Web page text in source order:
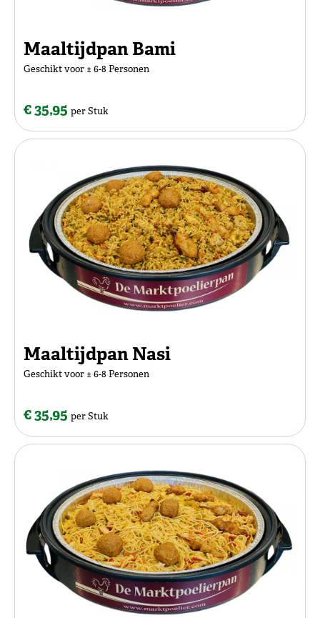
Maaltijdpan Bami
Geschikt voor ± 6-8 Personen
€ 35,95 per Stuk
Maaltijdpan Nasi
Geschikt voor ± 6-8 Personen
€ 35,95 per Stuk